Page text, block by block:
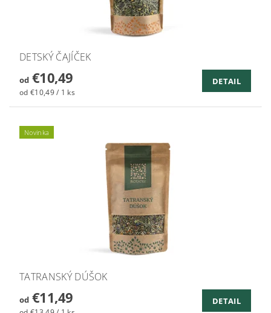
DETSKÝ ČAJÍČEK
od€10,49
od €10,49 / 1 ks
DETAIL
Novinka
TATRANSKÝ DÚŠOK
od€11,49 DETAIL